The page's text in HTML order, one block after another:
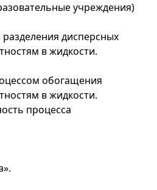
учреждения)
дисперсных
в жидкости.
обогащения
в жидкости.
процесса